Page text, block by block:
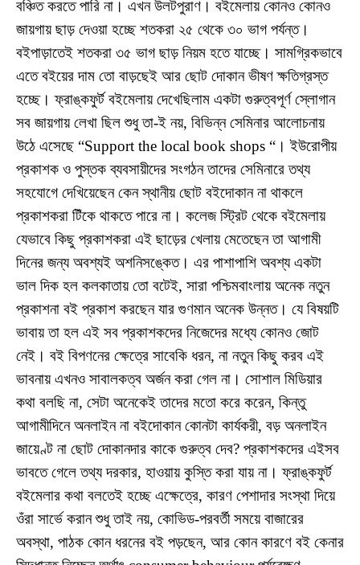
বঞ্চিত করতে পারি না। এখন উলটপুরাণ। ব‌ইমেলায় কোনও কোনও
জায়গায় ছাড় দেওয়া হচ্ছে শতকরা ২৫ থেকে ৩০ ভাগ পর্যন্ত।
ব‌ইপাড়াতেই শতকরা ৩৫ ভাগ ছাড় নিয়ম হতে যাচ্ছে। সামগ্রিকভাবে
এতে ব‌ইয়ের দাম তো বাড়ছেই আর ছোট দোকান ভীষণ ক্ষতিগ্রস্ত
হচ্ছে। ফ্রাঙ্কফুর্ট ব‌ইমেলায় দেখেছিলাম একটা গুরুত্বপূর্ণ স্লোগান
সব জায়গায় লেখা ছিল শুধু তা-ই নয়, বিভিন্ন সেমিনার আলোচনায়
উঠে এসেছে “Support the local book shops “। ইউরোপীয়
প্রকাশক ও পুস্তক ব্যবসায়ীদের সংগঠন তাদের সেমিনারে তথ্য
সহযোগে দেখিয়েছেন কেন স্থানীয় ছোট ব‌ইদোকান না থাকলে
প্রকাশকরা টিঁকে থাকতে পারে না। কলেজ স্ট্রিট থেকে ব‌ইমেলায়
যেভাবে কিছু প্রকাশকরা এই ছাড়ের খেলায় মেতেছেন তা আগামী
দিনের জন্য অবশ্যই অশনিসঙ্কেত। এর পাশাপাশি অবশ্য একটা
ভাল দিক হল কলকাতায় তো বটেই, সারা পশ্চিমবাংলায় অনেক নতুন
প্রকাশনা ব‌ই প্রকাশ করছেন যার গুণমান অনেক উন্নত। যে বিষয়টি
ভাবায় তা হল এই সব প্রকাশকদের নিজেদের মধ্যে কোনও জোট
নেই। ব‌ই বিপণনের ক্ষেত্রে সাবেকি ধরন, না নতুন কিছু করব এই
ভাবনায় এখনও সাবালকত্ব অর্জন করা গেল না। সোশাল মিডিয়ার
কথা বলছি না, সেটা অনেকেই তাদের মতো করে করেন, কিন্তু
আগামীদিনে অনলাইন না ব‌ইদোকান কোনটা কার্যকরী, বড় অনলাইন
জায়েণ্ট না ছোট দোকানদার কাকে গুরুত্ব দেব? প্রকাশকদের এইসব
ভাবতে গেলে তথ্য দরকার, হাওয়ায় কুস্তি করা যায় না। ফ্রাঙ্কফুর্ট
ব‌ইমেলার কথা বলতেই হচ্ছে এক্ষেত্রে, কারণ পেশাদার সংস্থা দিয়ে
ওঁরা সার্ভে করান শুধু তাই নয়, কোভিড-পরবর্তী সময়ে বাজারের
অবস্থা, পাঠক কোন ধরনের ব‌ই পড়ছেন, আর কোন কারণে ব‌ই কেনার